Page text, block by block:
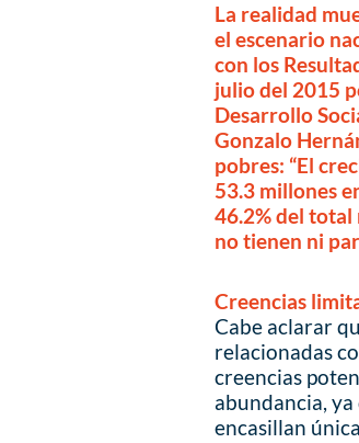
La realidad
el escenario
con los
julio del 2015
Desarrollo
Gonzalo
pobres: “El
53.3 millones
46.2% del total
no tienen ni
Creencias
Cabe aclarar
relacionadas
creencias
abundancia,
encasillan